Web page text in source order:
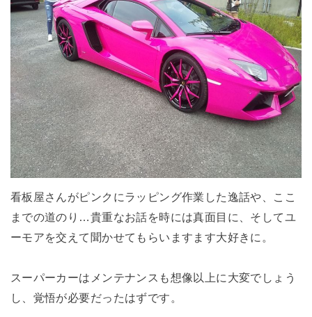
看板屋さんがピンクにラッピング作業した逸話や、ここ
までの道のり…貴重なお話を時には真面目に、そしてユ
ーモアを交えて聞かせてもらいますます大好きに。
スーパーカーはメンテナンスも想像以上に大変でしょう
し、覚悟が必要だったはずです。